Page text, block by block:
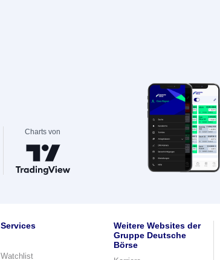
Charts von
Services
Watchlist
Weitere Websites der
Gruppe Deutsche
Börse